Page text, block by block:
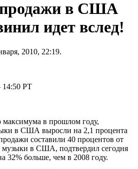
в США
идет вслед!
2010, 22:19.
PT
максимума в прошлом году,
в США выросли на 2,1 процента
составили 40 процентов от
музыки в США, подтвердил сегодня
32% больше, чем в 2008 году.